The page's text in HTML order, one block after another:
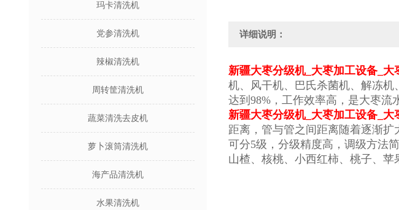
玛卡清洗机
党参清洗机
辣椒清洗机
周转筐清洗机
蔬菜清洗去皮机
萝卜滚筒清洗机
海产品清洗机
水果清洗机
详细说明：
新疆大枣分级机_大枣加工设备_大
机、风干机、巴氏杀菌机、解冻
达到98%，工作效率高，是大枣流
新疆大枣分级机_大枣加工设备_大
距离，管与管之间距离随着逐渐
可分5级，分级精度高，调级方法
山楂、核桃、小西红柿、桃子、苹